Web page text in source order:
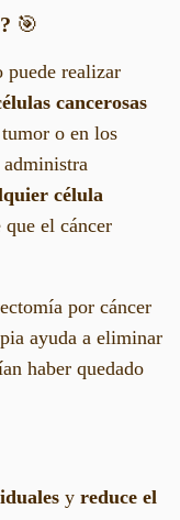
🎯
puede realizar
cancerosas
o en los
administra
célula
el cáncer
por cáncer
ayuda a eliminar
haber quedado
y reduce el